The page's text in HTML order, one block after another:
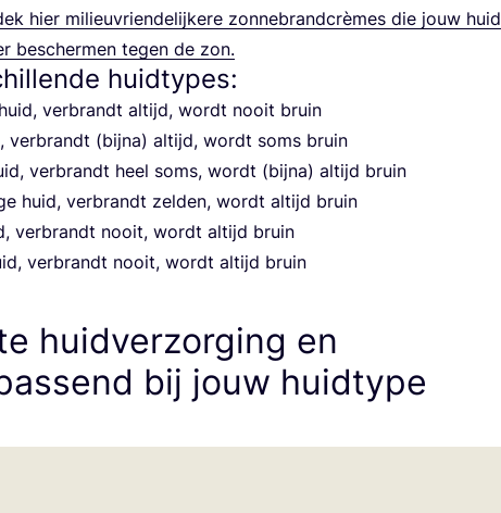
hier mili­eu­vrien­de­lij­ke­re zon­ne­brand­crè­mes die jouw huid
bescher­men tegen de zon.
huidtypes:
ver­brandt altijd, wordt nooit bruin
ver­brandt (bij­na) altijd, wordt soms bruin
ver­brandt heel soms, wordt (bij­na) altijd bruin
huid, ver­brandt zel­den, wordt altijd bruin
ver­brandt nooit, wordt altijd bruin
ver­brandt nooit, wordt altijd bruin
huidverzorging en
bij jouw huidtype